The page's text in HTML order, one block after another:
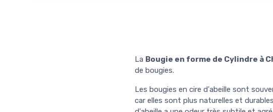
La Bougie en forme de Cylindre à
de bougies.
Les bougies en cire d'abeille sont
car elles sont plus naturelles et